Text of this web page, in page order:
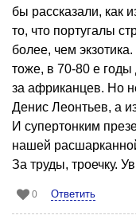
бы рассказали, как
то, что португалы
более, чем
тоже, в 70-80 е
за африканцев. Но
Денис Леонтьев, а
И супертонким
нашей
За труды, троечку.
0 Ответить